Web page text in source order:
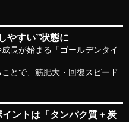
やすい”状態に
長が始まる「ゴールデンタイ
とで、筋肥大・回復スピード
ントは「タンパク質＋炭